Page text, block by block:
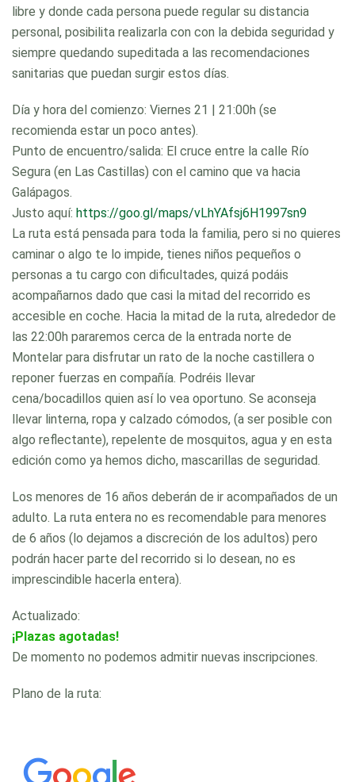
libre y donde cada persona puede regular su distancia
personal, posibilita realizarla con con la debida seguridad y
siempre quedando supeditada a las recomendaciones
sanitarias que puedan surgir estos días.
Día y hora del comienzo: Viernes 21 | 21:00h (se
recomienda estar un poco antes).
Punto de encuentro/salida: El cruce entre la calle Río
Segura (en Las Castillas) con el camino que va hacia
Galápagos.
Justo aquí: https://goo.gl/maps/vLhYAfsj6H1997sn9
La ruta está pensada para toda la familia, pero si no quieres
caminar o algo te lo impide, tienes niños pequeños o
personas a tu cargo con dificultades, quizá podáis
acompañarnos dado que casi la mitad del recorrido es
accesible en coche. Hacia la mitad de la ruta, alrededor de
las 22:00h pararemos cerca de la entrada norte de
Montelar para disfrutar un rato de la noche castillera o
reponer fuerzas en compañía. Podréis llevar
cena/bocadillos quien así lo vea oportuno. Se aconseja
llevar linterna, ropa y calzado cómodos, (a ser posible con
algo reflectante), repelente de mosquitos, agua y en esta
edición como ya hemos dicho, mascarillas de seguridad.
Los menores de 16 años deberán de ir acompañados de un
adulto. La ruta entera no es recomendable para menores
de 6 años (lo dejamos a discreción de los adultos) pero
podrán hacer parte del recorrido si lo desean, no es
imprescindible hacerla entera).
Actualizado:
¡Plazas agotadas!
De momento no podemos admitir nuevas inscripciones.
Plano de la ruta: